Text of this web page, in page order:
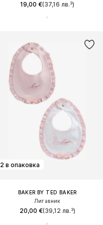
19,00 €(37,16 лв.³)
2 в опаковка
BAKER BY TED BAKER
Лигавник
20,00 €(39,12 лв.³)